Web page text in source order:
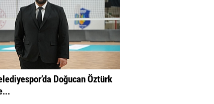
Doğucan Öztürk